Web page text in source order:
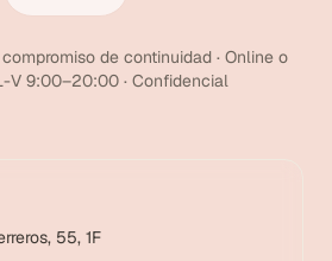
de continuidad · Online o
V 9:00–20:00 · Confidencial
55, 1F